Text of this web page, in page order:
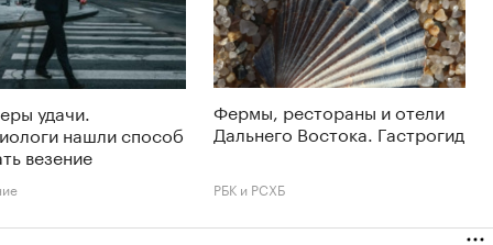
удачи.
нашли способ
везение
Фермы, рестораны и отели
Дальнего Востока. Гастрогид
РБК и РСХБ